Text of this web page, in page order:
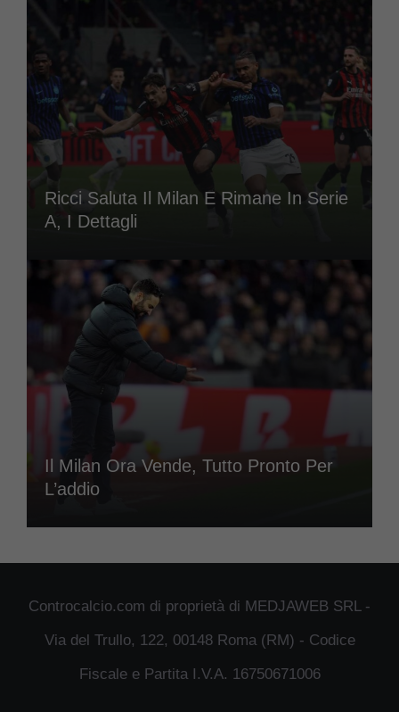
Ricci Saluta Il Milan E Rimane In Serie
A, I Dettagli
Il Milan Ora Vende, Tutto Pronto Per
L’addio
Controcalcio.com di proprietà di MEDJAWEB SRL -
Via del Trullo, 122, 00148 Roma (RM) - Codice
Fiscale e Partita I.V.A. 16750671006